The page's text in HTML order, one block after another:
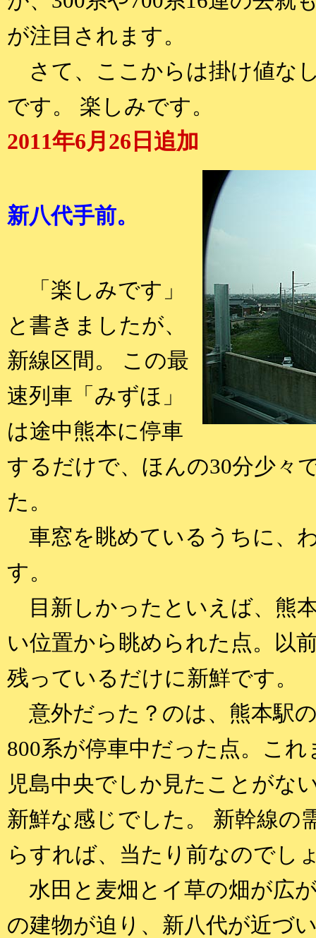
が注目されます。
さて、ここからは掛け値な
です。 楽しみです。
2011年6月26日追加
新八代手前。
「楽しみです」
と書きましたが、
新線区間。 この最
速列車「みずほ」
は途中熊本に停車
するだけで、ほんの30分少々
た。
車窓を眺めているうちに、
す。
目新しかったといえば、熊
い位置から眺められた点。以
残っているだけに新鮮です。
意外だった？のは、熊本駅
800系が停車中だった点。こ
児島中央でしか見たことがな
新鮮な感じでした。 新幹線の
らすれば、当たり前なのでし
水田と麦畑とイ草の畑が広
の建物が迫り、新八代が近づ